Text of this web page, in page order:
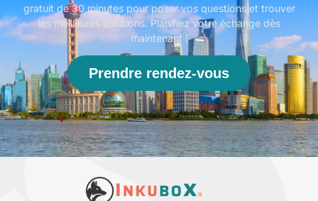
gratuit de 30 minutes pour poser vos questions et trouver
les meilleures solutions. Planifiez votre échange dès
maintenant !
Prendre rendez-vous